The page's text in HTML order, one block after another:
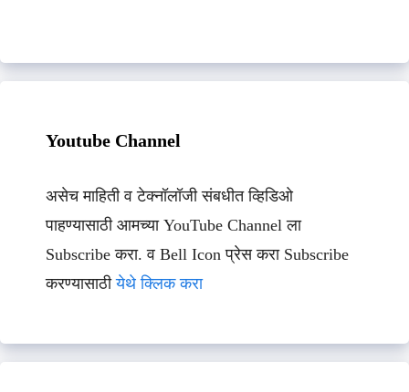
Youtube Channel
असेच माहिती व टेक्नॉलॉजी संबधीत व्हिडिओ
पाहण्यासाठी आमच्या YouTube Channel ला
Subscribe करा. व Bell Icon प्रेस करा Subscribe
करण्यासाठीयेथे क्लिक करा